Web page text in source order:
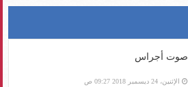
صوت أجراس
الإثنين، 24 ديسمبر 2018 09:27 ص